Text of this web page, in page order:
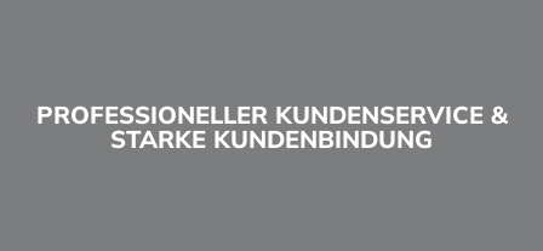
PROFESSIONELLER KUNDENSERVICE &
STARKE KUNDENBINDUNG